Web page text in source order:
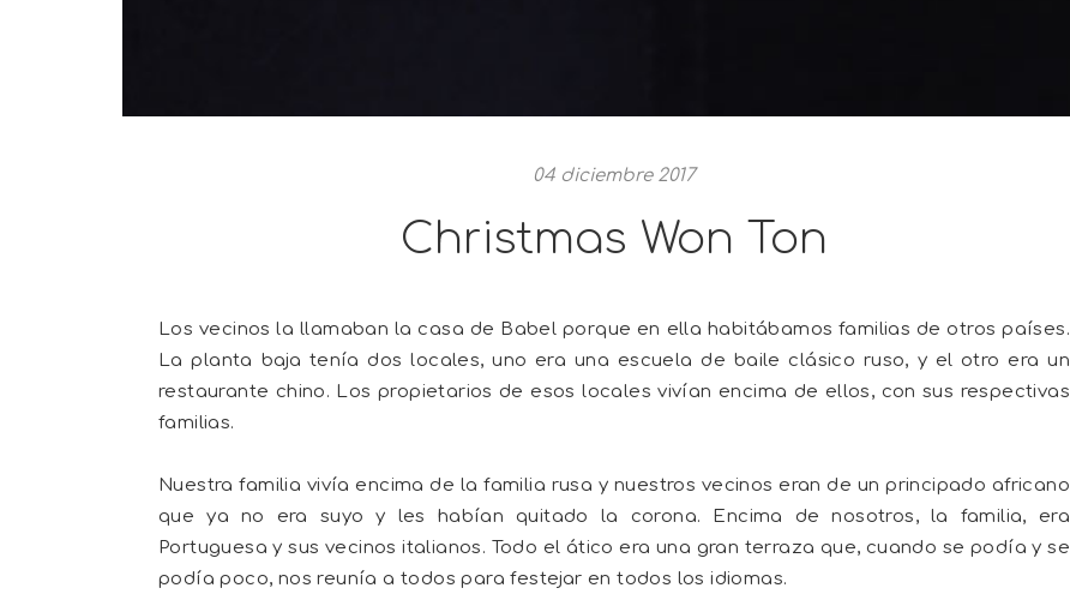
04 diciembre 2017
Christmas Won Ton
Los vecinos la llamaban la casa de Babel porque en ella habitábamos familias de otros países.
La planta baja tenía dos locales, uno era una escuela de baile clásico ruso, y el otro era un
restaurante chino. Los propietarios de esos locales vivían encima de ellos, con sus respectivas
familias.
Nuestra familia vivía encima de la familia rusa y nuestros vecinos eran de un principado africano
que ya no era suyo y les habían quitado la corona. Encima de nosotros, la familia, era
Portuguesa y sus vecinos italianos. Todo el ático era una gran terraza que, cuando se podía y se
podía poco, nos reunía a todos para festejar en todos los idiomas.